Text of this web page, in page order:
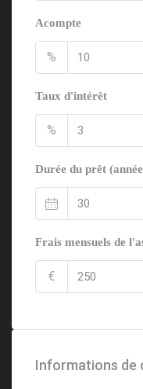
Acompte
%
Taux d'intérêt
%
Durée du prêt
Frais mensuels de
€
Informations de